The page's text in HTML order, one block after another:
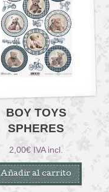
BOY TOYS
SPHERES
2,00€ IVA incl.
Añadir al carrito